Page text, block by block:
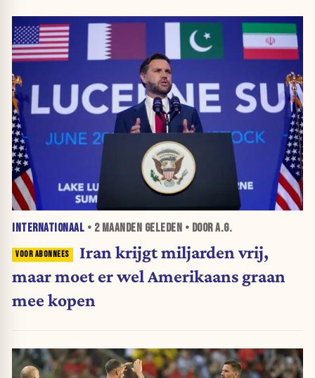
INTERNATIONAAL • 2 MAANDEN GELEDEN • DOOR A.G.
Iran krijgt miljarden vrij,
maar moet er wel Amerikaans graan
mee kopen